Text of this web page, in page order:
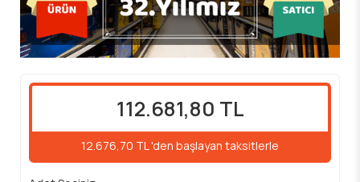
112.681,80 TL
12.676,70 TL 'den başlayan taksitlerle